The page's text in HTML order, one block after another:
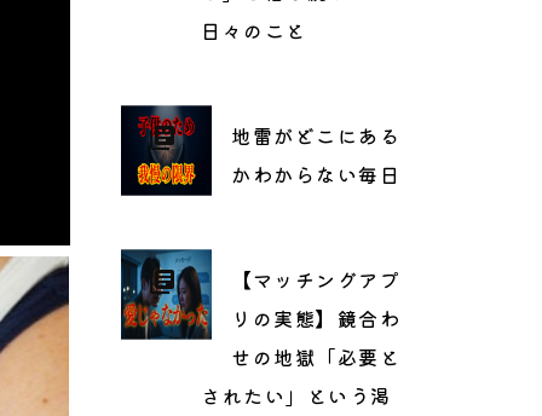
日々のこと
地雷がどこにある
かわからない毎日
【マッチングアプ
リの実態】鏡合わ
せの地獄「必要と
されたい」という渇